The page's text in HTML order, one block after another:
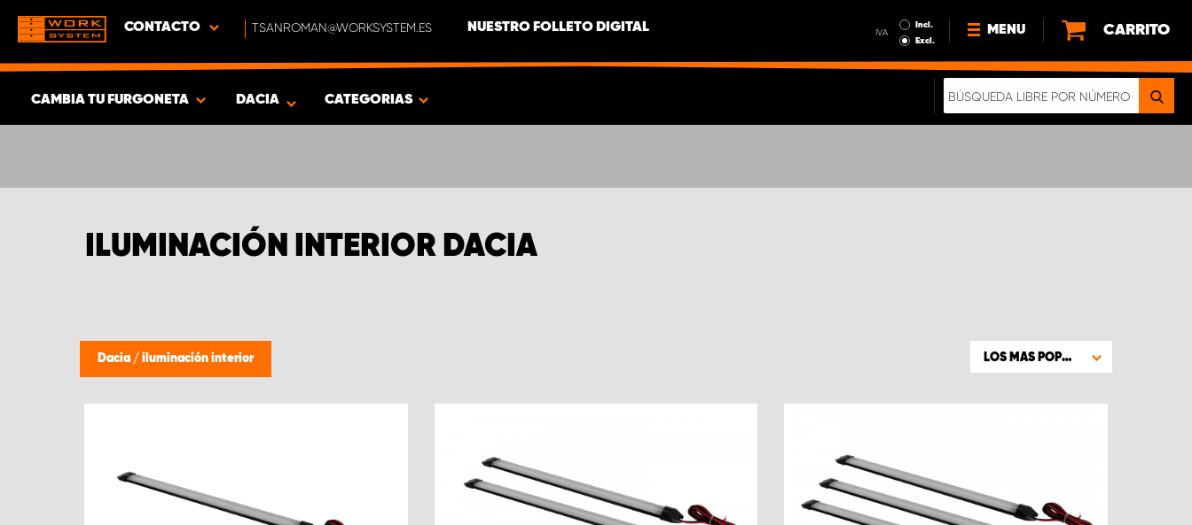
CONTACTO TSANROMAN@WORKSYSTEM.ES NUESTRO FOLLETO DIGITAL IVA
Incl.
Excl.
MENU
NOTICIAS
CARRITO
CAMBIA TU FURGONETA
PRODUCTOS
DACIA CATEGORIAS
ILUMINACIÓN INTERIOR DACIA
Dacia / iluminación interior LOS MAS POPULARES